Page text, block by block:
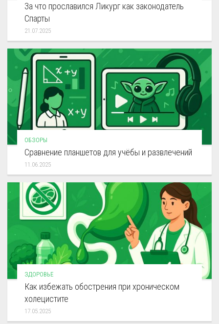
За что прославился Ликург как законодатель
Спарты
21.07.2025
ОБЗОРЫ
Сравнение планшетов для учёбы и развлечений
11.06.2025
ЗДОРОВЬЕ
Как избежать обострения при хроническом
холецистите
17.05.2025